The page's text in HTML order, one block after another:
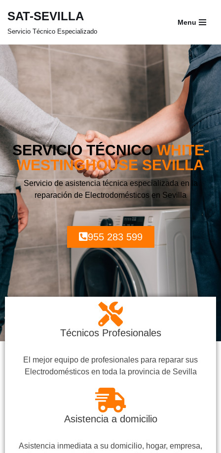
contenido
SAT-SEVILLA
Servicio Técnico Especializado
Menu
SERVICIO TÉCNICO WHITE-
WESTINGHOUSE SEVILLA
Servicio de asistencia técnica especializada en la
reparación de Electrodomésticos en Sevilla
955 283 599
Técnicos Profesionales
El mejor equipo de profesionales para reparar sus
Electrodomésticos en toda la provincia de Sevilla
Asistencia a domicilio
Asistencia inmediata a su domicilio, hogar, empresa,